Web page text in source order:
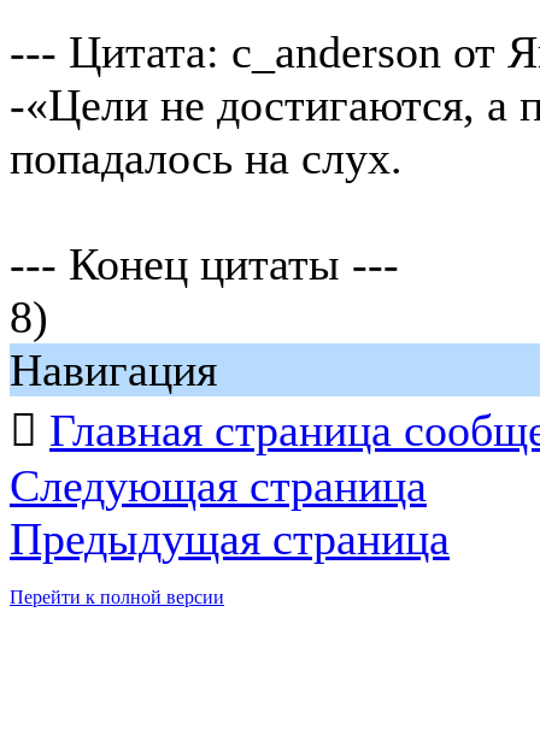
--- Цитата: c_anderson от
-«Цели не достигаются, а
попадалось на слух.
--- Конец цитаты ---
8)
Навигация
 Главная страница
Следующая страница
Предыдущая страница
Перейти к полной версии